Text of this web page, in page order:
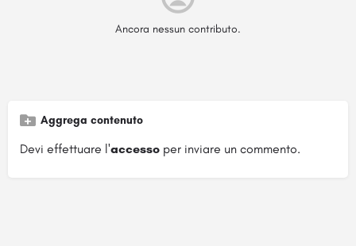
Ancora nessun contributo.
Aggrega contenuto
Devi effettuare l'accesso per inviare un commento.